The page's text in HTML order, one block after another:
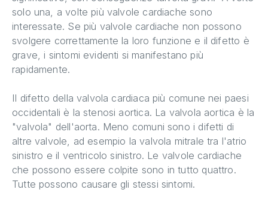
solo una, a volte più valvole cardiache sono
interessate. Se più valvole cardiache non possono
svolgere correttamente la loro funzione e il difetto è
grave, i sintomi evidenti si manifestano più
rapidamente.
Il difetto della valvola cardiaca più comune nei paesi
occidentali è la stenosi aortica. La valvola aortica è la
"valvola" dell'aorta. Meno comuni sono i difetti di
altre valvole, ad esempio la valvola mitrale tra l'atrio
sinistro e il ventricolo sinistro. Le valvole cardiache
che possono essere colpite sono in tutto quattro.
Tutte possono causare gli stessi sintomi.